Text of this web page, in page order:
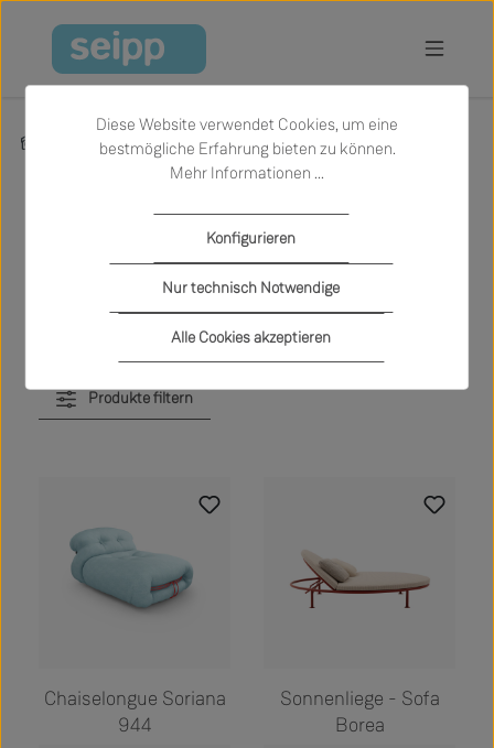
Zum Hauptinhalt springen
Produkte Schlafen Schlafsofas
Schlafsofas
Produkte filtern
Chaiselongue Soriana
944
Sonnenliege - Sofa
Borea
Diese Website verwendet Cookies, um eine
bestmögliche Erfahrung bieten zu können.
Mehr Informationen ...
Nur technisch Notwendige
Konfigurieren
Alle Cookies akzeptieren